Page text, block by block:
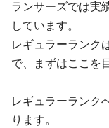
ランサーズでは実
しています。
レギュラーランク
で、まずはここを
レギュラーランク
ります。